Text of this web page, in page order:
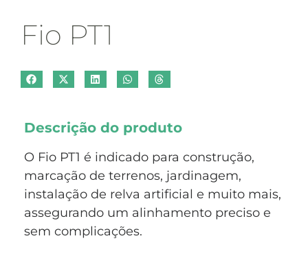
Fio PT1
Descrição do produto
O Fio PT1 é indicado para construção,
marcação de terrenos, jardinagem,
instalação de relva artificial e muito mais,
assegurando um alinhamento preciso e
sem complicações.